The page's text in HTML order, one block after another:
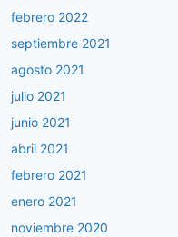
febrero 2022
septiembre 2021
agosto 2021
julio 2021
junio 2021
abril 2021
febrero 2021
enero 2021
noviembre 2020